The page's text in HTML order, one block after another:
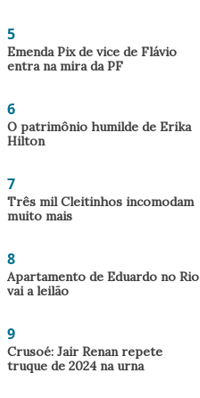
5
Emenda Pix de vice de Flávio
entra na mira da PF
6
O patrimônio humilde de Erika
Hilton
7
Três mil Cleitinhos incomodam
muito mais
8
Apartamento de Eduardo no Rio
vai a leilão
9
Crusoé: Jair Renan repete
truque de 2024 na urna